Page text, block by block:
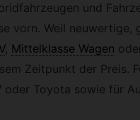
und
vorn. Weil
, Mittelklasse Wagen
Zeitpunkt der Preis.
oder Toyota sowie für